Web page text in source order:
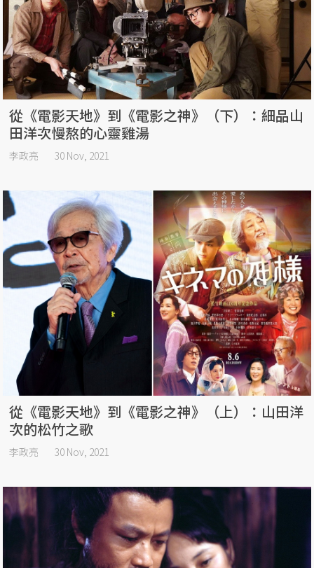
從《電影天地》到《電影之神》（下）：細品山
田洋次慢熬的心靈雞湯
李政亮 30 Nov, 2021
從《電影天地》到《電影之神》（上）：山田洋
次的松竹之歌
李政亮 30 Nov, 2021